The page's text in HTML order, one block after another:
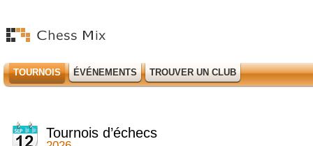
TOURNOIS ÉVÉNEMENTS TROUVER UN CLUB
Tournois d’échecs